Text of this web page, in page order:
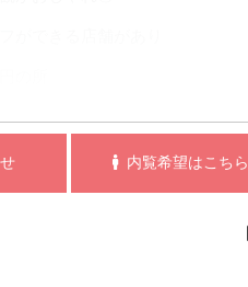
け
れな空間。
内覧希望はこちら